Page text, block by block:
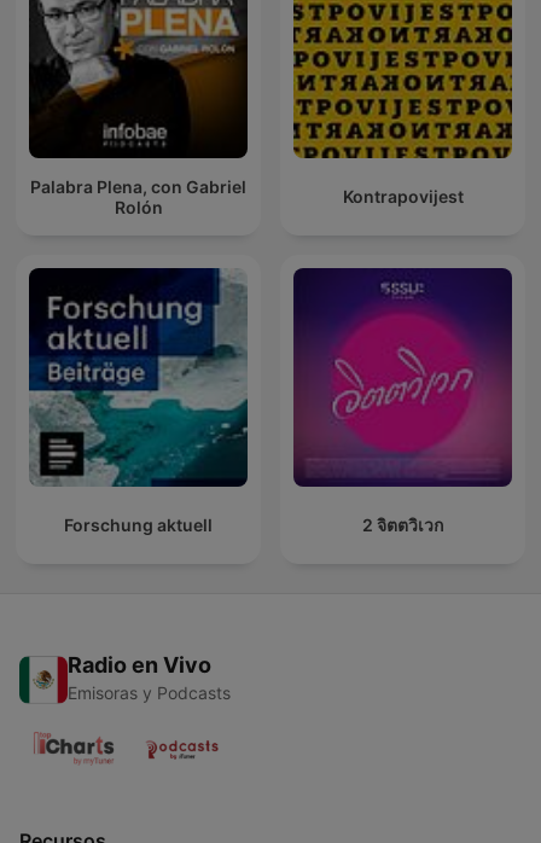
Palabra Plena, con Gabriel
Rolón
Kontrapovijest
Forschung aktuell 2 จิตตวิเวก
Radio en Vivo
Emisoras y Podcasts